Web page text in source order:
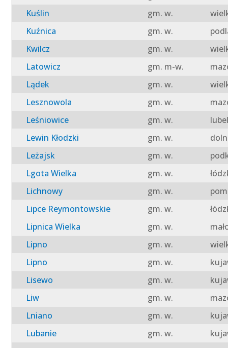
Kuślin
gm. w.
Kuźnica
gm. w.
Kwilcz
gm. w.
Latowicz
gm. m-w.
Lądek
gm. w.
Lesznowola
gm. w.
Leśniowice
gm. w.
Lewin Kłodzki
gm. w.
Leżajsk
gm. w.
Lgota Wielka
gm. w.
Lichnowy
gm. w.
Lipce Reymontowskie
gm. w.
Lipnica Wielka
gm. w.
Lipno
gm. w.
Lipno
gm. w.
Lisewo
gm. w.
Liw
gm. w.
Lniano
gm. w.
Lubanie
gm. w.